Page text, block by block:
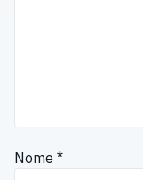
Nome *